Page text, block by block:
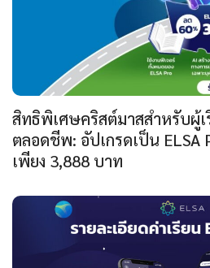
สิทธิพิเศษคริสต์มาสสำหรับผู้
ตลอดชีพ: อัปเกรดเป็น
เพียง 3,888 บาท